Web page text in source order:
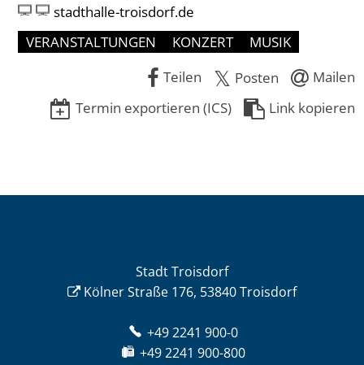
stadthalle-troisdorf.de
VERANSTALTUNGEN
KONZERT
MUSIK
Teilen
Posten
Mailen
Termin exportieren (ICS)
Link kopieren
Stadt Troisdorf
Kölner Straße 176, 53840 Troisdorf
+49 2241 900-0
+49 2241 900-800